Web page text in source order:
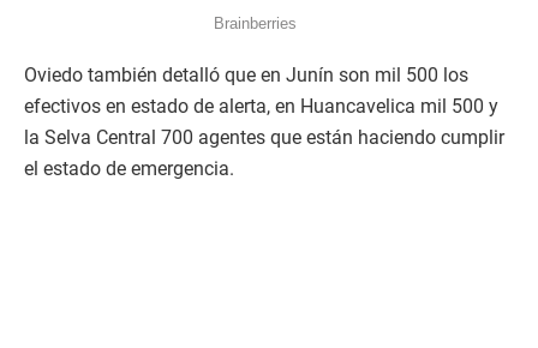
Oviedo también detalló que en Junín son mil 500 los
efectivos en estado de alerta, en Huancavelica mil 500 y
la Selva Central 700 agentes que están haciendo cumplir
el estado de emergencia.